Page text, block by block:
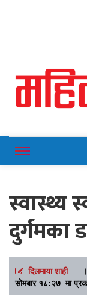
स्वास्थ्य
दुर्गमका
दिलमाया शाही ।
सोमबार १८:२७ मा